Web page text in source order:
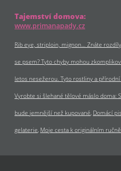
Tajemství domova:
www.primanapady.cz
Rib eye, striploin, mignon… Znáte
se psem? Tyto chyby mohou
letos nesežerou. Tyto rostliny a
Vyrobte si šlehané tělové máslo doma:
bude jemnější než kupované Domácí
gelaterie Moje cesta k originálním